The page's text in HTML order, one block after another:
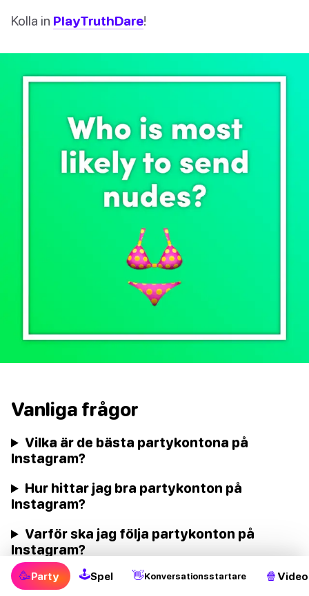
Kolla in PlayTruthDare!
Vanliga frågor
Vilka är de bästa partykontona på
Instagram?
Hur hittar jag bra partykonton på
Instagram?
Varför ska jag följa partykonton på
Instagram?
Vilka typer av partykonton finns det på
🥳Party 🕹Spel 👋Konversationsstartare 🍿